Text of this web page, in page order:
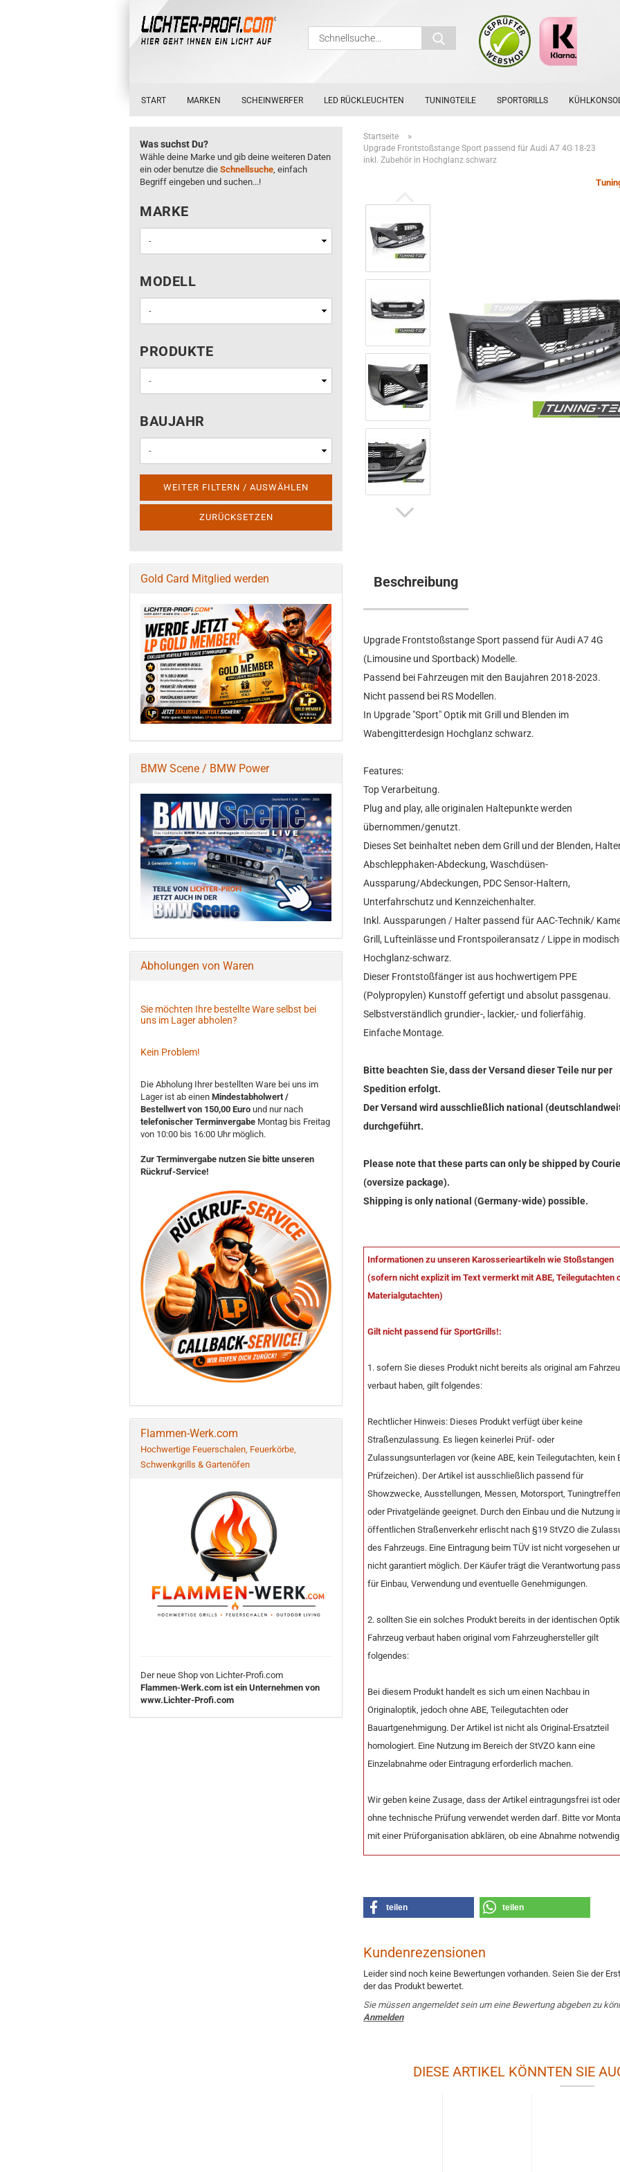
Schnellsuche...
START MARKEN SCHEINWERFER LED RÜCKLEUCHTEN TUNINGTEILE SPORTGRILLS
Startseite »
Upgrade Frontstoßstange Sport passend für Audi A7 4G 18-23
inkl. Zubehör in Hochglanz schwarz
Beschreibung
Upgrade Frontstoßstange Sport passend für Audi A7 4G
(Limousine und Sportback) Modelle.
Passend bei Fahrzeugen mit den Baujahren 2018-2023.
Nicht passend bei RS Modellen.
In Upgrade "Sport" Optik mit Grill und Blenden im
Wabengitterdesign Hochglanz schwarz.
Features:
Top Verarbeitung.
Plug and play, alle originalen Haltepunkte werden
übernommen/genutzt.
Dieses Set beinhaltet neben dem Grill und der Blenden,
Abschlepphaken-Abdeckung, Waschdüsen-
Aussparung/Abdeckungen, PDC Sensor-Haltern,
Unterfahrschutz und Kennzeichenhalter.
Inkl. Aussparungen / Halter passend für AAC-Technik/
Grill, Lufteinlässe und Frontspoileransatz / Lippe in
Hochglanz-schwarz.
Dieser Frontstoßfänger ist aus hochwertigem PPE
(Polypropylen) Kunstoff gefertigt und absolut passgenau.
Selbstverständlich grundier-, lackier,- und folierfähig.
Einfache Montage.
Bitte beachten Sie, dass der Versand dieser Teile nur per
Spedition erfolgt.
Der Versand wird ausschließlich national
durchgeführt.
Please note that these parts can only be shipped by
(oversize package).
Shipping is only national (Germany-wide) possible.
Informationen zu unseren Karosserieartikeln wie Stoßstangen
(sofern nicht explizit im Text vermerkt mit ABE, Teilegutachten
Materialgutachten)
Gilt nicht passend für SportGrills!:
1. sofern Sie dieses Produkt nicht bereits als original am
verbaut haben, gilt folgendes:
Rechtlicher Hinweis: Dieses Produkt verfügt über keine
Straßenzulassung. Es liegen keinerlei Prüf- oder
Zulassungsunterlagen vor (keine ABE, kein Teilegutachten, kein
Prüfzeichen). Der Artikel ist ausschließlich passend für
Showzwecke, Ausstellungen, Messen, Motorsport, Tuningtreffen
oder Privatgelände geeignet. Durch den Einbau und die Nutzung
öffentlichen Straßenverkehr erlischt nach §19 StVZO die
des Fahrzeugs. Eine Eintragung beim TÜV ist nicht vorgesehen
nicht garantiert möglich. Der Käufer trägt die Verantwortung
für Einbau, Verwendung und eventuelle Genehmigungen.
2. sollten Sie ein solches Produkt bereits in der identischen
Fahrzeug verbaut haben original vom Fahrzeughersteller gilt
folgendes:
Bei diesem Produkt handelt es sich um einen Nachbau in
Originaloptik, jedoch ohne ABE, Teilegutachten oder
Bauartgenehmigung. Der Artikel ist nicht als Original-Ersatzteil
homologiert. Eine Nutzung im Bereich der StVZO kann eine
Einzelabnahme oder Eintragung erforderlich machen.
Wir geben keine Zusage, dass der Artikel eintragungsfrei ist oder
ohne technische Prüfung verwendet werden darf. Bitte vor
mit einer Prüforganisation abklären, ob eine Abnahme
teilen teilen
Kundenrezensionen
Leider sind noch keine Bewertungen vorhanden. Seien Sie der
der das Produkt bewertet.
Sie müssen angemeldet sein um eine Bewertung abgeben zu
Anmelden
DIESE ARTIKEL KÖNNTEN SIE
Was suchst Du?
Wähle deine Marke und gib deine weiteren Daten
ein oder benutze die Schnellsuche, einfach
Begriff eingeben und suchen...!
MARKE
MARKE
MODELL
MODELL
PRODUKTE
PRODUKTE
BAUJAHR
BAUJAHR
WEITER FILTERN / AUSWÄHLEN
ZURÜCKSETZEN
Gold Card Mitglied werden
BMW Scene / BMW Power
Abholungen von Waren
Sie möchten Ihre bestellte Ware selbst bei
uns im Lager abholen?
Kein Problem!
Die Abholung Ihrer bestellten Ware bei uns im
Lager ist ab einen Mindestabholwert /
Bestellwert von 150,00 Euro und nur nach
telefonischer Terminvergabe Montag bis Freitag
von 10:00 bis 16:00 Uhr möglich.
Zur Terminvergabe nutzen Sie bitte unseren
Rückruf-Service!
Flammen-Werk.com
Hochwertige Feuerschalen, Feuerkörbe,
Schwenkgrills & Gartenöfen
Der neue Shop von Lichter-Profi.com
Flammen-Werk.com ist ein Unternehmen von
www.Lichter-Profi.com